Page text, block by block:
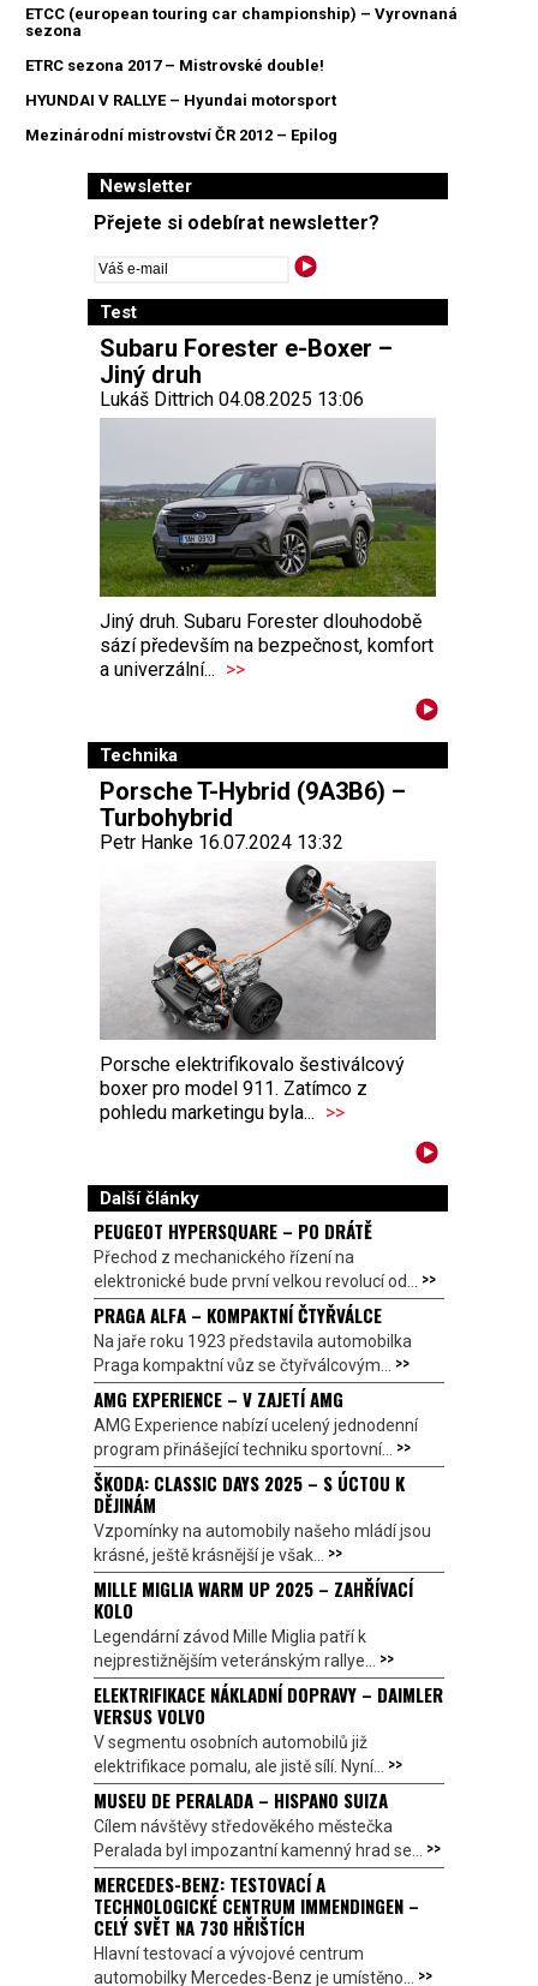
ETCC (european touring car championship) – Vyrovnaná
sezona
ETRC sezona 2017 – Mistrovské double!
HYUNDAI V RALLYE – Hyundai motorsport
Mezinárodní mistrovství ČR 2012 – Epilog
Newsletter
Přejete si odebírat newsletter?
Test
Subaru Forester e-Boxer –
Jiný druh
Lukáš Dittrich 04.08.2025 13:06
Jiný druh. Subaru Forester dlouhodobě
sází především na bezpečnost, komfort
a univerzální... >>
Technika
Porsche T-Hybrid (9A3B6) –
Turbohybrid
Petr Hanke 16.07.2024 13:32
Porsche elektrifikovalo šestiválcový
boxer pro model 911. Zatímco z
pohledu marketingu byla... >>
Další články
PEUGEOT HYPERSQUARE – PO DRÁTĚ
Přechod z mechanického řízení na
elektronické bude první velkou revolucí od... >>
PRAGA ALFA – KOMPAKTNÍ ČTYŘVÁLCE
Na jaře roku 1923 představila automobilka
Praga kompaktní vůz se čtyřválcovým... >>
AMG EXPERIENCE – V ZAJETÍ AMG
AMG Experience nabízí ucelený jednodenní
program přinášející techniku sportovní... >>
ŠKODA: CLASSIC DAYS 2025 – S ÚCTOU K
DĚJINÁM
Vzpomínky na automobily našeho mládí jsou
krásné, ještě krásnější je však... >>
MILLE MIGLIA WARM UP 2025 – ZAHŘÍVACÍ
KOLO
Legendární závod Mille Miglia patří k
nejprestižnějším veteránským rallye... >>
ELEKTRIFIKACE NÁKLADNÍ DOPRAVY – DAIMLER
VERSUS VOLVO
V segmentu osobních automobilů již
elektrifikace pomalu, ale jistě sílí. Nyní... >>
MUSEU DE PERALADA – HISPANO SUIZA
Cílem návštěvy středověkého městečka
Peralada byl impozantní kamenný hrad se... >>
MERCEDES-BENZ: TESTOVACÍ A
TECHNOLOGICKÉ CENTRUM IMMENDINGEN –
CELÝ SVĚT NA 730 HŘIŠTÍCH
Hlavní testovací a vývojové centrum
automobilky Mercedes-Benz je umístěno... >>